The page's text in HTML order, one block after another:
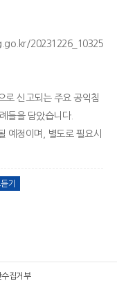
20231226_10325
로 신고되는 주요 공익침
들을 담았습니다.
예정이며, 별도로 필요시
기
수집거부